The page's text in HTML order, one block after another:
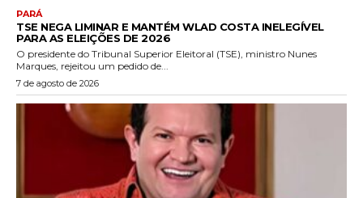
PARÁ
TSE NEGA LIMINAR E MANTÉM WLAD COSTA INELEGÍVEL
PARA AS ELEIÇÕES DE 2026
O presidente do Tribunal Superior Eleitoral (TSE), ministro Nunes
Marques, rejeitou um pedido de...
7 de agosto de 2026